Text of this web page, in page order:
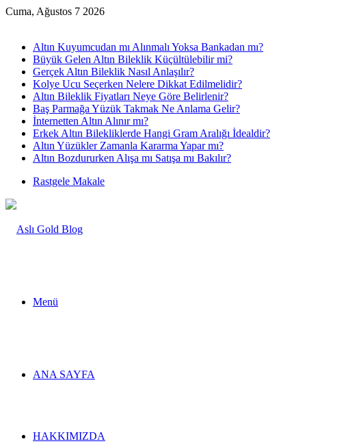
Cuma, Ağustos 7 2026
Altın Kuyumcudan mı Alınmalı Yoksa Bankadan mı?
Büyük Gelen Altın Bileklik Küçültülebilir mi?
Gerçek Altın Bileklik Nasıl Anlaşılır?
Kolye Ucu Seçerken Nelere Dikkat Edilmelidir?
Altın Bileklik Fiyatları Neye Göre Belirlenir?
Baş Parmağa Yüzük Takmak Ne Anlama Gelir?
İnternetten Altın Alınır mı?
Erkek Altın Bilekliklerde Hangi Gram Aralığı İdealdir?
Altın Yüzükler Zamanla Kararma Yapar mı?
Altın Bozdururken Alışa mı Satışa mı Bakılır?
Rastgele Makale
Menü
ANA SAYFA
HAKKIMIZDA